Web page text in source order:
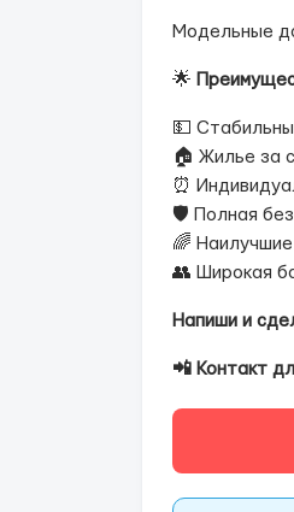
Модельные
🌟
💵
🏠 Жилье за
⏰
🛡 Полная
🌈
👥 Широкая
Напиши и
📲 Контакт